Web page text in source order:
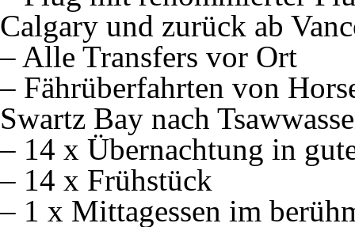
Calgary und zurück ab
– Alle Transfers vor Ort
– Fährüberfahrten von
Swartz Bay nach
– 14 x Übernachtung in
– 14 x Frühstück
– 1 x Mittagessen im